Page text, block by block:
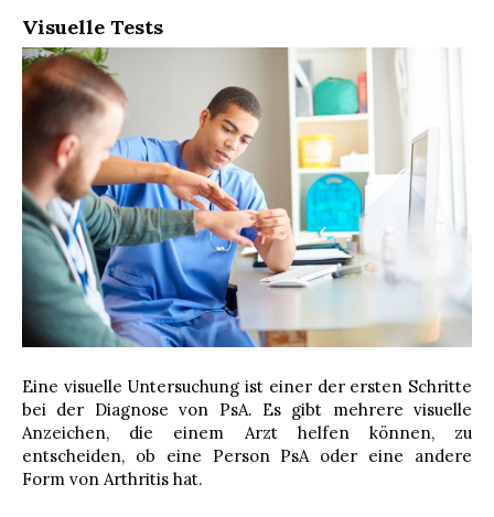
Visuelle Tests
Eine visuelle Untersuchung ist einer der ersten Schritte
bei der Diagnose von PsA. Es gibt mehrere visuelle
Anzeichen, die einem Arzt helfen können, zu
entscheiden, ob eine Person PsA oder eine andere
Form von Arthritis hat.